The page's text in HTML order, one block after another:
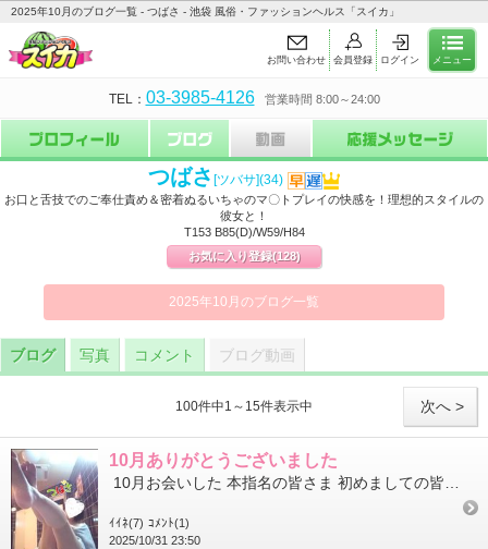
2025年10月のブログ一覧 - つばさ - 池袋 風俗・ファッションヘルス「スイカ」
お問い合わせ 会員登録 ログイン メニュー
TEL： 03-3985-4126 営業時間 8:00～24:00
つばさ [ツバサ](34)
お口と舌技でのご奉仕責め＆密着ぬるいちゃのマ〇トプレイの快感を！理想的スタイルの
彼女と！
T153 B85(D)/W59/H84
お気に入り登録(128)
2025年10月のブログ一覧
ブログ 写真 コメント ブログ動画
次へ >
100件中1～15件表示中
10月ありがとうございました
ｲｲﾈ(7) ｺﾒﾝﾄ(1)
2025/10/31 23:50